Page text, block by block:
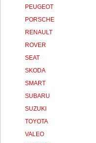
PEUGEOT
PORSCHE
RENAULT
ROVER
SEAT
SKODA
SMART
SUBARU
SUZUKI
TOYOTA
VALEO